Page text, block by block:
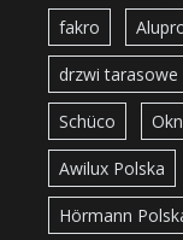
fakro
drzwi tarasowe
Schüco
Awilux Polska
Hörmann